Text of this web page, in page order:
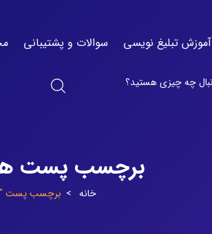
آموزش تبلیغ نویسی سوالات و پشتیبانی
برچسب پست
خانه برچسب پست